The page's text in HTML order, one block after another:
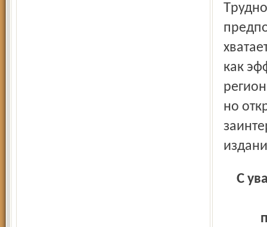
Трудно понять, с чем это связано, но можно
как
но
С уважением Надежда КЛЮЕВА, профессор факультета